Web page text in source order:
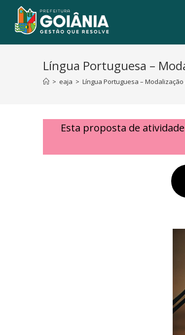
Língua Portuguesa –
> eaja > Língua Portuguesa –
Esta proposta de